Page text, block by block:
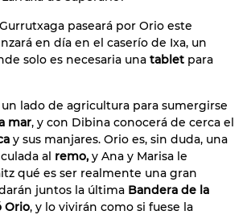
paseará por Orio este
en día en el caserío de Ixa, un
solo es necesaria una tablet para
un lado de agricultura para sumergirse
mar, y con Dibina conocerá de cerca el
y sus manjares. Orio es, sin duda, una
al remo, y Ana y Marisa le
qué es ser realmente una gran
juntos la última Bandera de la
Orio, y lo vivirán como si fuese la